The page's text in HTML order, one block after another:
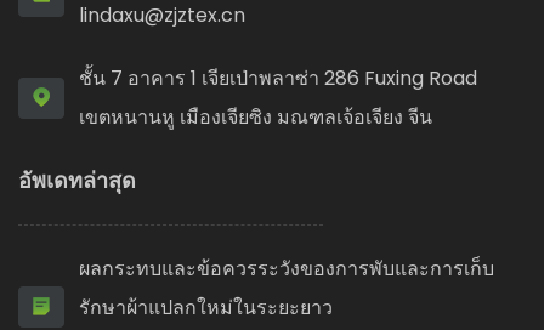
lindaxu@zjztex.cn
ชั้น 7 อาคาร 1 เจียเป่าพลาซ่า 286 Fuxing Road
เขตหนานหู เมืองเจียซิง มณฑลเจ้อเจียง จีน
อัพเดทล่าสุด
ผลกระทบและข้อควรระวังของการพับและการเก็บ
รักษาผ้าแปลกใหม่ในระยะยาว